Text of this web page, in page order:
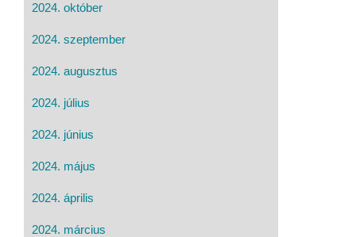
2024. október
2024. szeptember
2024. augusztus
2024. július
2024. június
2024. május
2024. április
2024. március